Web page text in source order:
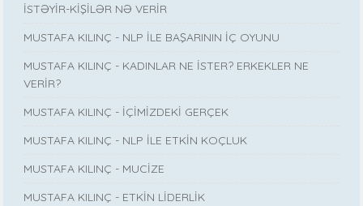
İSTƏYİR-KİŞİLƏR NƏ VERİR
MUSTAFA KILINÇ - NLP İLE BAŞARININ İÇ OYUNU
MUSTAFA KILINÇ - KADINLAR NE İSTER? ERKEKLER NE
VERİR?
MUSTAFA KILINÇ - İÇİMİZDEKİ GERÇEK
MUSTAFA KILINÇ - NLP İLE ETKİN KOÇLUK
MUSTAFA KILINÇ - MUCİZE
MUSTAFA KILINÇ - ETKİN LİDERLİK